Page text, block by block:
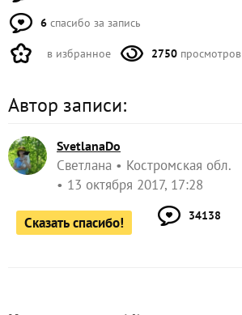
6 спасибо за запись
в избранное 2750 просмотров
Автор записи:
SvetlanaDo
Светлана
Костромская обл.
13 октября 2017, 17:28
Сказать спасибо! 34138